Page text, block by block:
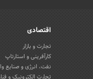
اقتصادی
تجارت و بازار
کارآفرینی و استارتاپ
نفت، انرژی و صنایع
تجارت الکترونیک و